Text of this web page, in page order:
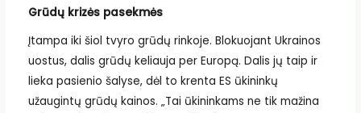
Grūdų krizės pasekmės
Įtampa iki šiol tvyro grūdų rinkoje. Blokuojant Ukrainos
uostus, dalis grūdų keliauja per Europą. Dalis jų taip ir
lieka pasienio šalyse, dėl to krenta ES ūkininkų
užaugintų grūdų kainos. „Tai ūkininkams ne tik mažina